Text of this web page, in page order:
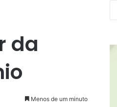
da
Menos de um minuto